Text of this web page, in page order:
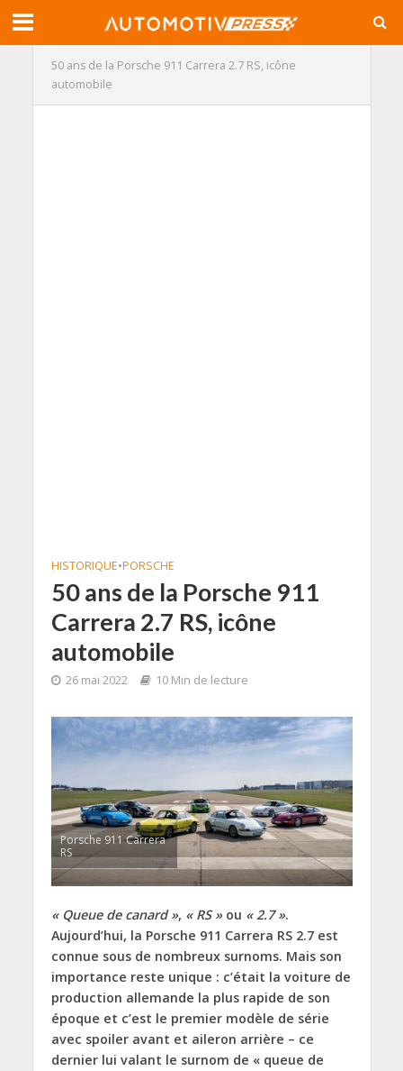
50 ans de la Porsche 911 Carrera 2.7 RS, icône
automobile
HISTORIQUE•PORSCHE
50 ans de la Porsche 911
Carrera 2.7 RS, icône
automobile
26 mai 2022 10 Min de lecture
Porsche 911 Carrera
RS
« Queue de canard », « RS »ou « 2.7 ».
Aujourd’hui, la Porsche 911 Carrera RS 2.7 est
connue sous de nombreux surnoms. Mais son
importance reste unique : c’était la voiture de
production allemande la plus rapide de son
époque et c’est le premier modèle de série
avec spoiler avant et aileron arrière – ce
dernier lui valant le surnom de « queue de